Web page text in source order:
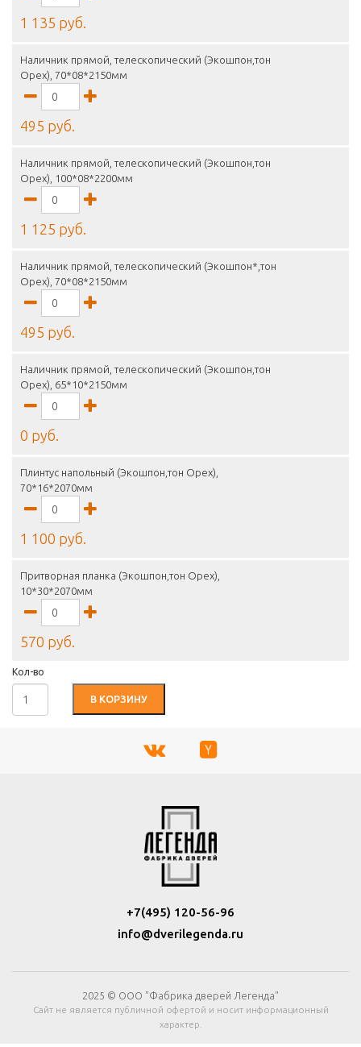
1 135 руб.
Наличник прямой, телескопический (Экошпон,тон
Орех), 70*08*2150мм
495 руб.
Наличник прямой, телескопический (Экошпон,тон
Орех), 100*08*2200мм
1 125 руб.
Наличник прямой, телескопический (Экошпон*,тон
Орех), 70*08*2150мм
495 руб.
Наличник прямой, телескопический (Экошпон,тон
Орех), 65*10*2150мм
0 руб.
Плинтус напольный (Экошпон,тон Орех),
70*16*2070мм
1 100 руб.
Притворная планка (Экошпон,тон Орех),
10*30*2070мм
570 руб.
Кол-во
В КОРЗИНУ
+7(495) 120-56-96
info@dverilegenda.ru
2025 © ООО "Фабрика дверей Легенда"
Сайт не является публичной офертой и носит информационный
характер.